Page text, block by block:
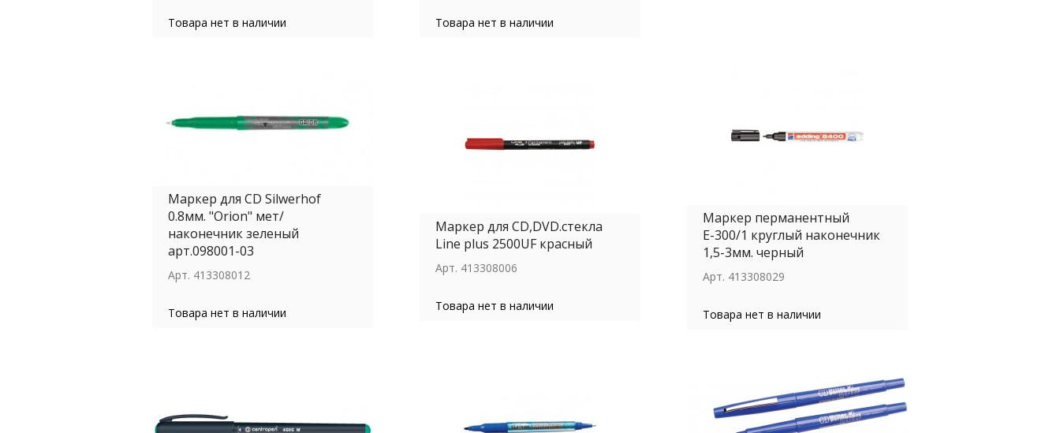
Товара нет в наличии Товара нет в наличии
Маркер для СD Silwerhof
0.8мм. "Orion" мет/
наконечник зеленый
арт.098001-03
Арт. 413308012
Товара нет в наличии
Маркер для СD,DVD.стекла
Line plus 2500UF красный
Арт. 413308006
Товара нет в наличии
Маркер перманентный
Е-300/1 круглый наконечник
1,5-3мм. черный
Арт. 413308029
Товара нет в наличии